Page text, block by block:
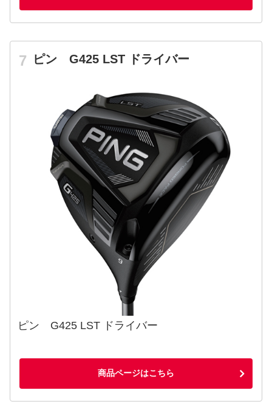
ピン G425 LST ドライバー
ピン G425 LST ドライバー
商品ページはこちら